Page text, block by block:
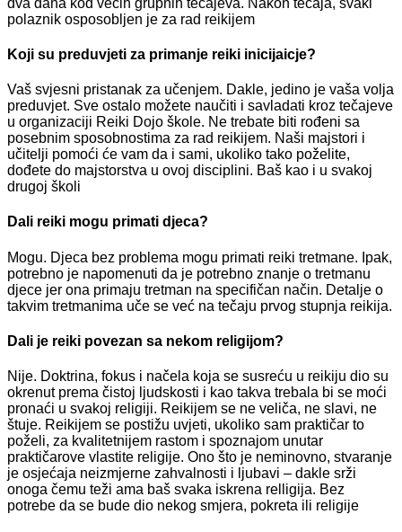
polaznik osposobljen je za rad reikijem
Koji su preduvjeti za primanje reiki inicijaicje?
Vaš svjesni pristanak za učenjem. Dakle, jedino je vaša volja
preduvjet. Sve ostalo možete naučiti i savladati kroz tečajeve
u organizaciji Reiki Dojo škole. Ne trebate biti rođeni sa
posebnim sposobnostima za rad reikijem. Naši majstori i
učitelji pomoći će vam da i sami, ukoliko tako poželite,
dođete do majstorstva u ovoj disciplini. Baš kao i u svakoj
drugoj školi
Dali reiki mogu primati djeca?
Mogu. Djeca bez problema mogu primati reiki tretmane. Ipak,
potrebno je napomenuti da je potrebno znanje o tretmanu
djece jer ona primaju tretman na specifičan način. Detalje o
takvim tretmanima uče se već na tečaju prvog stupnja reikija.
Dali je reiki povezan sa nekom religijom?
Nije. Doktrina, fokus i načela koja se susreću u reikiju dio su
okrenut prema čistoj ljudskosti i kao takva trebala bi se moći
pronaći u svakoj religiji. Reikijem se ne veliča, ne slavi, ne
štuje. Reikijem se postižu uvjeti, ukoliko sam praktičar to
poželi, za kvalitetnijem rastom i spoznajom unutar
praktičarove vlastite religije. Ono što je neminovno, stvaranje
je osjećaja neizmjerne zahvalnosti i ljubavi – dakle srži
onoga čemu teži ama baš svaka iskrena relligija. Bez
potrebe da se bude dio nekog smjera, pokreta ili religije